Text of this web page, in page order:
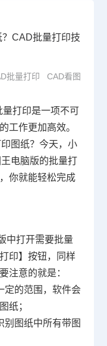
CAD批量打印技
批量打印
CAD看图
量打印是一项不可
工作更加高效。
图纸？今天，小
电脑版的批量打
你就能轻松完成
中打开需要批量
印】按钮，同样
注意的就是：
定的范围，软件会
纸；
别图纸中所有带图